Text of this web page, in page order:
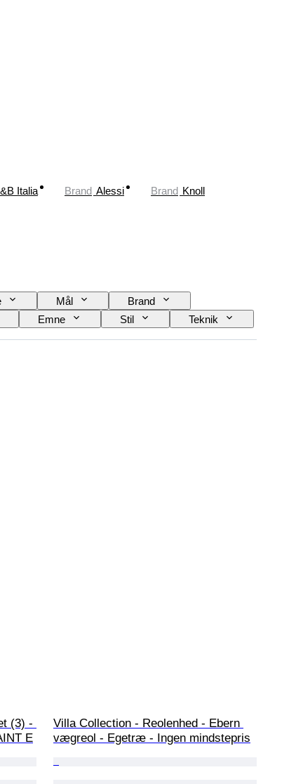
Italia Brand Alessi Brand Knoll
Mål
Brand
Emne Stil
Teknik
Slående
Æra
(3) -
E
Villa Collection - Reolenhed - Ebern
vægreol - Egetræ - Ingen mindstepris